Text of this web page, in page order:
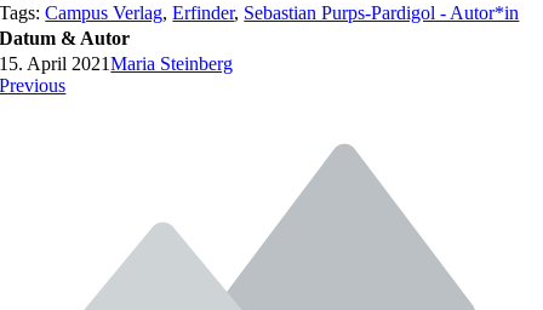
Tags:Campus Verlag,Erfinder, Sebastian Purps-Pardigol - Autor*in
Datum & Autor
15. April 2021Maria Steinberg
Previous